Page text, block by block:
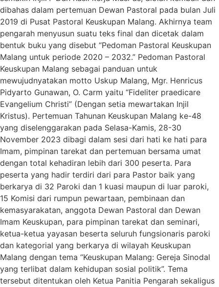
dibahas dalam pertemuan Dewan Pastoral pada bulan Juli
2019 di Pusat Pastoral Keuskupan Malang. Akhirnya team
pengarah menyusun suatu teks final dan dicetak dalam
bentuk buku yang disebut “Pedoman Pastoral Keuskupan
Malang untuk periode 2020 – 2032.” Pedoman Pastoral
Keuskupan Malang sebagai panduan untuk
mewujudnyatakan motto Uskup Malang, Mgr. Henricus
Pidyarto Gunawan, O. Carm yaitu “Fideliter praedicare
Evangelium Christi” (Dengan setia mewartakan Injil
Kristus). Pertemuan Tahunan Keuskupan Malang ke-48
yang diselenggarakan pada Selasa-Kamis, 28-30
November 2023 dibagi dalam sesi dari hati ke hati para
Imam, pimpinan tarekat dan pertemuan bersama umat
dengan total kehadiran lebih dari 300 peserta. Para
peserta yang hadir terdiri dari para Pastor baik yang
berkarya di 32 Paroki dan 1 kuasi maupun di luar paroki,
15 Komisi dari rumpun pewartaan, pembinaan dan
kemasyarakatan, anggota Dewan Pastoral dan Dewan
Imam Keuskupan, para pimpinan tarekat dan seminari,
ketua-ketua yayasan beserta seluruh fungsionaris paroki
dan kategorial yang berkarya di wilayah Keuskupan
Malang dengan tema “Keuskupan Malang: Gereja Sinodal
yang terlibat dalam kehidupan sosial politik”. Tema
tersebut ditentukan oleh Ketua Panitia Pengarah sekaligus